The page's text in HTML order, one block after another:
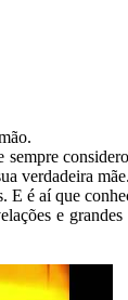
verdadeira mãe.
é aí que
e